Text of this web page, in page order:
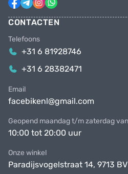
CONTACTEN
Telefoons
+31 6 81928746
+31 6 28382471
Email
facebikenl@gmail.com
Geopend maandag t/m zaterdag van
10:00 tot 20:00 uur
Onze winkel
Paradijsvogelstraat 14, 9713